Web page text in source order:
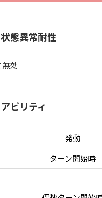
属性耐性
冷
-35
状態異常耐性